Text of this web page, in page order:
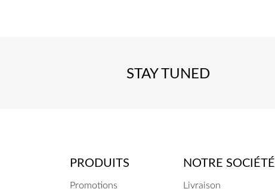
STAY TUNED
PRODUITS
Promotions
NOTRE SOCIÉTÉ
Livraison